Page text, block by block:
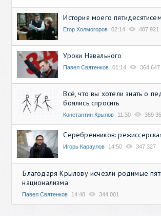
История моего
Егор Холмогоров 02:14 407 921
Уроки Навального
Павел Святенков 01:14 364 647
Всё, что вы хотели знать о
боялись спросить
Константин Крылов 11:30 359
Серебренников:
Игорь Караулов 14:50 347 327
Благодаря Крылову исчезли родимые
национализма
Павел Святенков 14:48 344 001